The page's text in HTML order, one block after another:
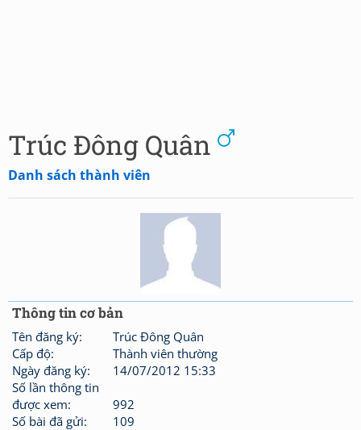
Trúc Đông Quân
Danh sách thành viên
Thông tin cơ bản
Tên đăng ký:
Trúc Đông Quân
Cấp độ:
Thành viên thường
Ngày đăng ký:
14/07/2012 15:33
Số lần thông tin
được xem:
992
Số bài đã gửi:
109